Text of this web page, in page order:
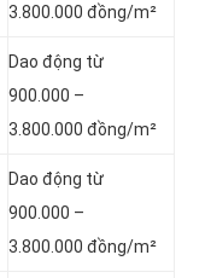
3.800.000 đồng/m²
Dao động từ
900.000 –
3.800.000 đồng/m²
Dao động từ
900.000 –
3.800.000 đồng/m²